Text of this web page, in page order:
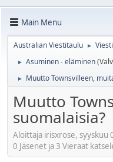
Main Menu
Australian Viestitaulu ►
► Asuminen - eläminen
► Muutto Townsvilleen,
Muutto
suomalaisia?
Aloittaja irisxrose, syyskuu
0 Jäsenet ja 3 Vieraat